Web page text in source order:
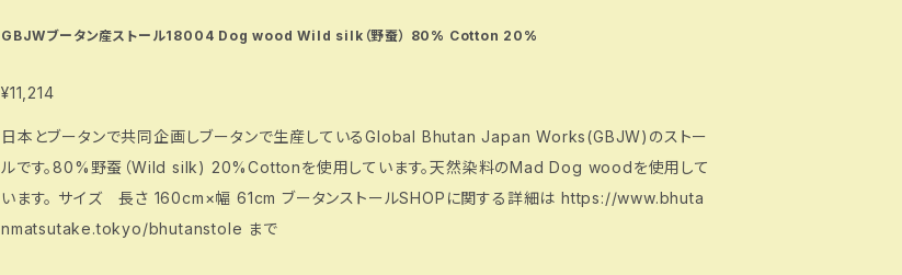
GBJWブータン産ストール18004 Dog wood Wild silk（野蚕） 80% Cotton 20%
¥11,214
日本とブータンで共同企画しブータンで生産しているGlobal Bhutan Japan Works(GBJW)のストー
ルです。80%野蚕（Wild silk) 20%Cottonを使用しています。天然染料のMad Dog woodを使用して
います。 サイズ 長さ 160cm×幅 61cm ブータンストールSHOPに関する詳細は https://www.bhuta
nmatsutake.tokyo/bhutanstole まで